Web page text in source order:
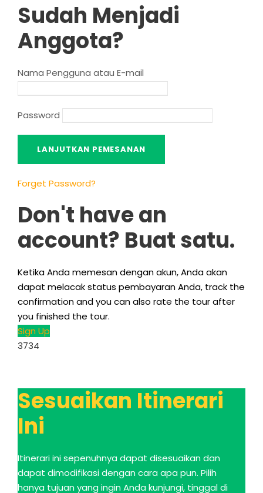
Sudah Menjadi
Anggota?
Nama Pengguna atau E-mail
Password
Forget Password?
Don't have an
account? Buat satu.
Ketika Anda memesan dengan akun, Anda akan
dapat melacak status pembayaran Anda, track the
confirmation and you can also rate the tour after
you finished the tour.
Sign Up
3734
Sesuaikan Itinerari
Ini
Itinerari ini sepenuhnya dapat disesuaikan dan
dapat dimodifikasi dengan cara apa pun. Pilih
hanya tujuan yang ingin Anda kunjungi, tinggal di